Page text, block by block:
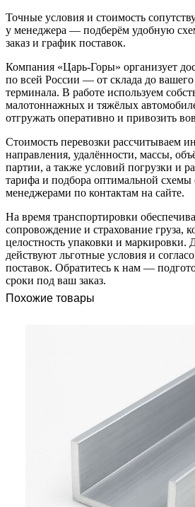
Точные условия и стоимость
у менеджера — подберём удобную
заказ и график поставок.
Компания «Царь-Горы» организует
по всей России — от склада до вашего
терминала. В работе используем
малотоннажных и тяжёлых
отгружать оперативно и привозить
Стоимость перевозки рассчитываем
направления, удалённости, массы,
партии, а также условий погрузки и
тарифа и подбора оптимальной
менеджерами по контактам на сайте.
На время транспортировки
сопровождение и страхование груза,
целостность упаковки и маркировки.
действуют льготные условия и
поставок. Обратитесь к нам —
сроки под ваш заказ.
Похожие товары